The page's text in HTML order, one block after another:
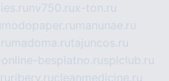
nv750.rux-ton.ru
modopaper.ru manunae.ru
madoma.rutajuncos.ru
besplatno.rusplclub.ru
ribery.rucleanmedicine.ru